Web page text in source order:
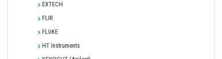
EXTECH
FLIR
FLUKE
HT Instruments